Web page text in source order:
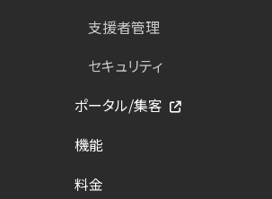
支援者管理
セキュリティ
ポータル/集客
機能
料金